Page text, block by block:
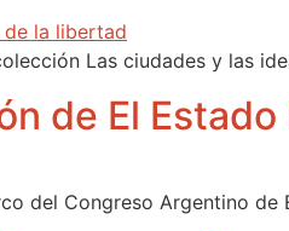
Las ciudades y las
de El
del Congreso Argentino